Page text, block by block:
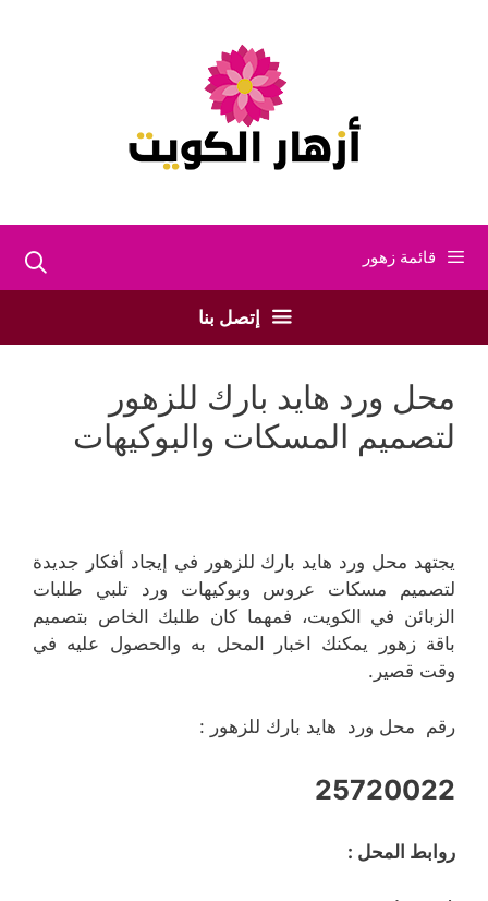
قائمة زهور
إتصل بنا
محل ورد هايد بارك للزهور
لتصميم المسكات والبوكيهات
يجتهد محل ورد هايد بارك للزهور في إيجاد أفكار جديدة
لتصميم مسكات عروس وبوكيهات ورد تلبي طلبات
الزبائن في الكويت، فمهما كان طلبك الخاص بتصميم
باقة زهور يمكنك اخبار المحل به والحصول عليه في
وقت قصير.
رقم محل ورد هايد بارك للزهور :
25720022
روابط المحل :